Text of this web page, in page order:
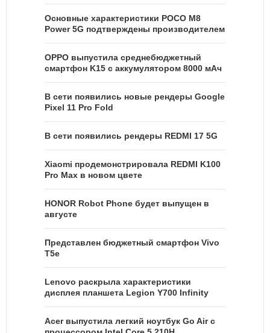
Основные характеристики POCO M8
Power 5G подтверждены производителем
OPPO выпустила среднебюджетный
смартфон K15 с аккумулятором 8000 мАч
В сети появились новые рендеры Google
Pixel 11 Pro Fold
В сети появились рендеры REDMI 17 5G
Xiaomi продемонстрировала REDMI K100
Pro Max в новом цвете
HONOR Robot Phone будет выпущен в
августе
Представлен бюджетный смартфон Vivo
T5e
Lenovo раскрыла характеристики
дисплея планшета Legion Y700 Infinity
Acer выпустила легкий ноутбук Go Air c